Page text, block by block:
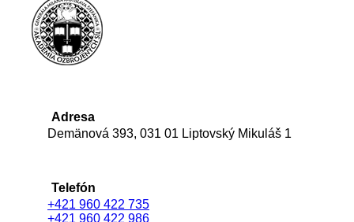
Adresa
Demänová 393, 031 01 Liptovský Mikuláš 1
Telefón
+421 960 422 735
+421 960 422 986